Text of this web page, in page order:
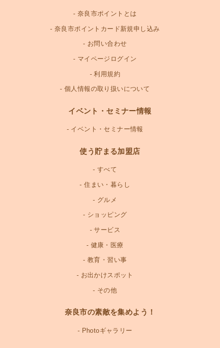
奈良市ポイントとは
奈良市ポイントカード新規申し込み
お問い合わせ
マイページログイン
利用規約
個人情報の取り扱いについて
イベント・セミナー情報
イベント・セミナー情報
使う貯まる加盟店
すべて
住まい・暮らし
グルメ
ショッピング
サービス
健康・医療
教育・習い事
お出かけスポット
その他
奈良市の素敵を集めよう！
Photoギャラリー